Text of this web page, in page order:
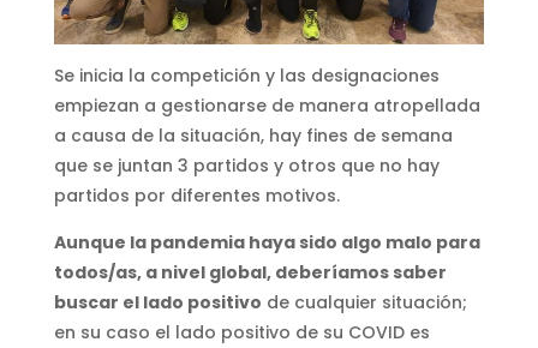
Se inicia la competición y las designaciones
empiezan a gestionarse de manera atropellada
a causa de la situación, hay fines de semana
que se juntan 3 partidos y otros que no hay
partidos por diferentes motivos.
Aunque la pandemia haya sido algo malo para
todos/as, a nivel global, deberíamos saber
buscar el lado positivo de cualquier situación;
en su caso el lado positivo de su COVID es